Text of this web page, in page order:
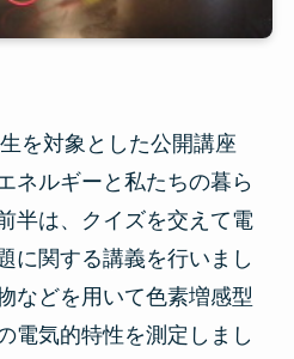
を対象とした公開講座
ネルギーと私たちの暮ら
半は、クイズを交えて電
に関する講義を行いまし
などを用いて色素増感型
電気的特性を測定しまし